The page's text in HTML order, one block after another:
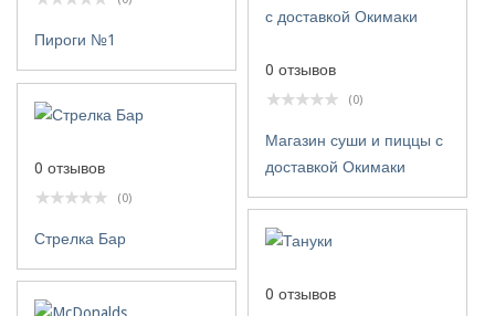
Пироги №1
0 отзывов
(0)
Магазин суши и пиццы с
доставкой Окимаки
0 отзывов
(0)
Стрелка Бар
0 отзывов